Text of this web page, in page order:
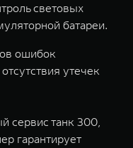
световых
батареи.
ошибок
утечек
сервис танк 300,
гарантирует